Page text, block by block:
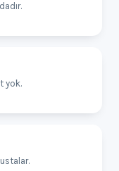
yok.